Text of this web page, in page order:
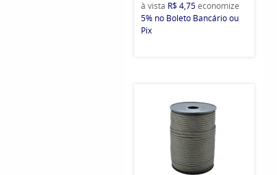
à vista R$ 4,75economize
5% no Boleto Bancário ou
Pix